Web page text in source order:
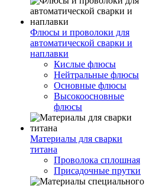
Флюсы и проволоки для
автоматической сварки и
наплавки
Кислые флюсы
Нейтральные флюсы
Основные флюсы
Высокоосновные
флюсы
Материалы для сварки
титана
Проволока сплошная
Присадочные прутки